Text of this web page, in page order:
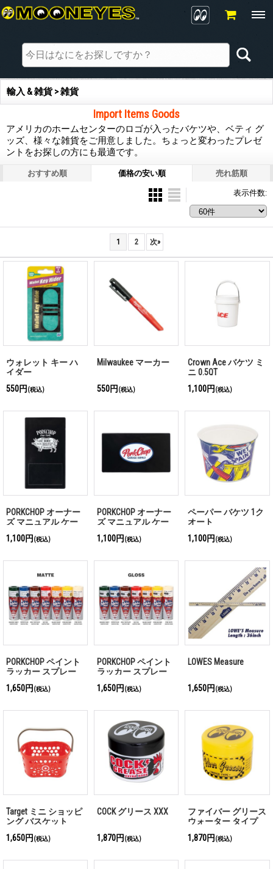
輸入 & 雑貨 > 雑貨
Import Items Goods
アメリカのホームセンターのロゴが入ったバケツや、ベティ グ
ッズ、様々な雑貨をご用意しました。ちょっと変わったプレゼ
ントをお探しの方にも最適です。
おすすめ順 価格の安い順 売れ筋順
表示件数:
1 2 次»
ウォレット キー ハ
イダー
550円 (税込)
Milwaukee マーカー
550円 (税込)
Crown Ace バケツ ミ
ニ 0.5QT
1,100円 (税込)
PORKCHOP オーナー
ズ マニュアル ケー
1,100円 (税込)
PORKCHOP オーナー
ズ マニュアル ケー
1,100円 (税込)
ペーパー バケツ 1ク
オート
1,100円 (税込)
PORKCHOP ペイント
ラッカー スプレー
マット
1,650円 (税込)
PORKCHOP ペイント
ラッカー スプレー
グロス
1,650円 (税込)
LOWES Measure
1,650円 (税込)
Target ミニ ショッピ
ング バスケット
1,650円 (税込)
COCK グリース XXX
1,870円 (税込)
ファイバー グリース
ウォーター タイプ
イエロー
1,870円 (税込)